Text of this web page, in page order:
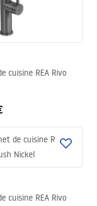
cuisine REA Rivo
cuisine REA Rivo